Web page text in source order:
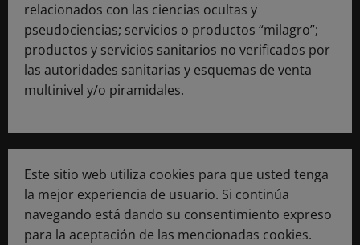
relacionados con las ciencias ocultas y
pseudociencias; servicios o productos “milagro”;
productos y servicios sanitarios no verificados por
las autoridades sanitarias y esquemas de venta
multinivel y/o piramidales.
Este sitio web utiliza cookies para que usted tenga
la mejor experiencia de usuario. Si continúa
navegando está dando su consentimiento expreso
para la aceptación de las mencionadas cookies.